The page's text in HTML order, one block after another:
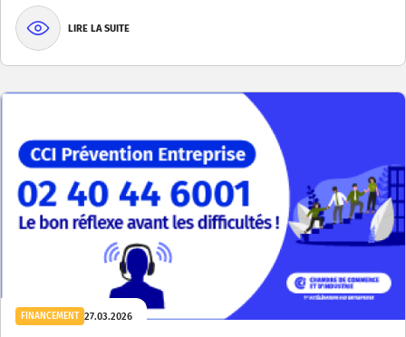
LIRE LA SUITE
FINANCEMENT 27.03.2026